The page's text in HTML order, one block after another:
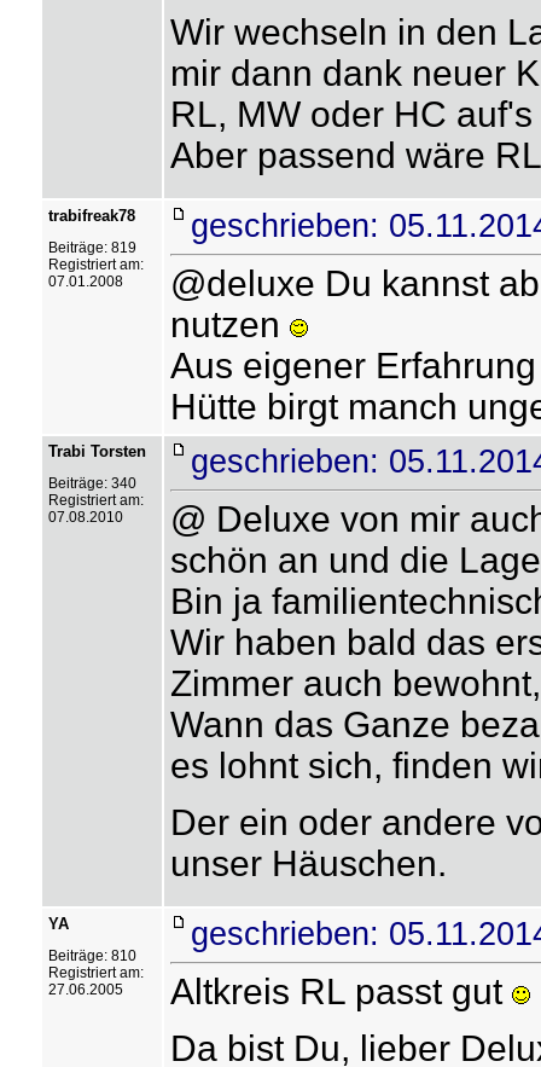
Wir wechseln in den
mir dann dank neuer
RL, MW oder HC
Aber passend wäre
trabifreak78
Beiträge: 819
Registriert am:
07.01.2008
geschrieben:
@deluxe Du kannst
nutzen
Aus eigener
Hütte birgt manch
Trabi Torsten
Beiträge: 340
Registriert am:
07.08.2010
geschrieben:
@ Deluxe von mir
schön an und die
Bin ja
Wir haben bald das
Zimmer auch
Wann das Ganze
es lohnt sich, finden
Der ein oder andere
unser Häuschen.
YA
Beiträge: 810
Registriert am:
27.06.2005
geschrieben:
Altkreis RL passt gut
Da bist Du, lieber